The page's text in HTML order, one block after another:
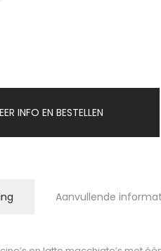
INFO EN BESTELLEN
Aanvullende